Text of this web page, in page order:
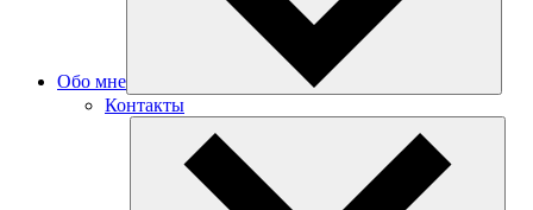
Обо мне
Контакты